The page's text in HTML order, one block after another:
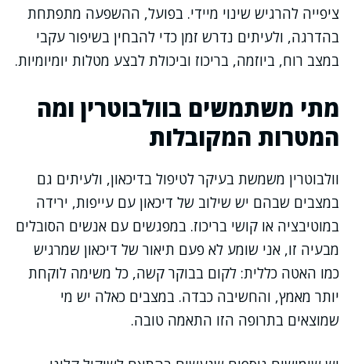
ציפייה להרגיש שינוי מיידי. בפועל, ההשפעה מתפתחת
בהדרגה, ולעיתים נדרש זמן כדי להבחין בשיפור עקבי
במצב רוח, ביוזמה, בריכוז וביכולת לבצע מטלות יומיומיות.
מתי משתמשים בוולבוטרין ומה
המטרות המקובלות
וולבוטרין משמשת בעיקר לטיפול בדיכאון, ולעיתים גם
במצבים שבהם יש שילוב של דיכאון עם עייפות, ירידה
במוטיבציה או קושי בריכוז. במפגשים עם אנשים הסובלים
מבעיה זו, אני שומע לא פעם תיאור של דיכאון שמרגיש
כמו האטה כללית: לקום בבוקר קשה, כל משימה לוקחת
יותר מאמץ, והחשיבה כבדה. במצבים כאלה יש מי
שמוצאים בתרופה הזו התאמה טובה.